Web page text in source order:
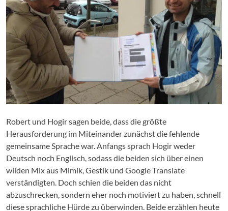
Robert und Hogir sagen beide, dass die größte
Herausforderung im Miteinander zunächst die fehlende
gemeinsame Sprache war. Anfangs sprach Hogir weder
Deutsch noch Englisch, sodass die beiden sich über einen
wilden Mix aus Mimik, Gestik und Google Translate
verständigten. Doch schien die beiden das nicht
abzuschrecken, sondern eher noch motiviert zu haben, schnell
diese sprachliche Hürde zu überwinden. Beide erzählen heute